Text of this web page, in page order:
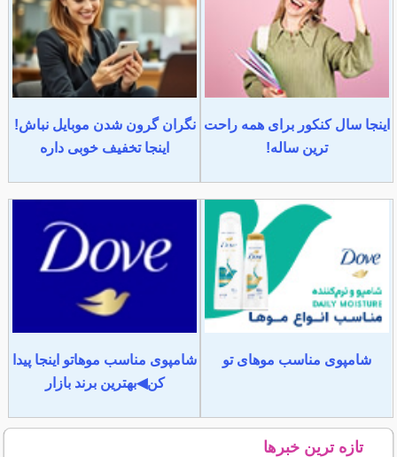
اینجا سال کنکور برای همه راحت
ترین ساله!
نگران گرون شدن موبایل نباش!
اینجا تخفیف خوبی داره
شامپوی مناسب موهای تو
شامپوی مناسب موهاتو اینجا پیدا
کن◀بهترین برند بازار
تازه ترین خبرها